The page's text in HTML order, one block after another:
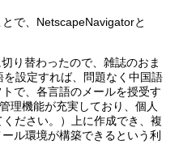
で、NetscapeNavigatorと
り替わったので、雑誌のおま
設定すれば、問題なく中国語
で、各言語のメールを授受す
理機能が充実しており、個人
ださい。）上に作成でき、複
ル環境が構築できるという利